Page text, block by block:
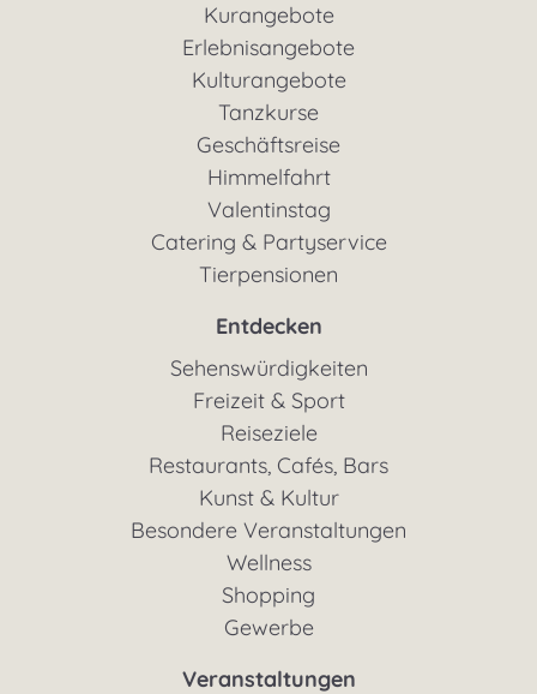
Kurangebote
Erlebnisangebote
Kulturangebote
Tanzkurse
Geschäftsreise
Himmelfahrt
Valentinstag
Catering & Partyservice
Tierpensionen
Entdecken
Sehenswürdigkeiten
Freizeit & Sport
Reiseziele
Restaurants, Cafés, Bars
Kunst & Kultur
Besondere Veranstaltungen
Wellness
Shopping
Gewerbe
Veranstaltungen